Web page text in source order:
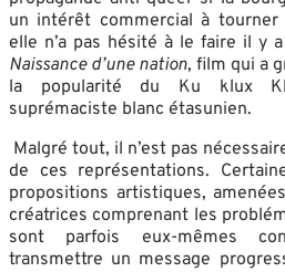
un intérêt commercial à tourner
elle n’a pas hésité à le faire il y
Naissance d’une nation, film qui a
la popularité du Ku klux
suprémaciste blanc étasunien.
Malgré tout, il n’est pas
de ces représentations.
propositions artistiques,
créatrices comprenant les
sont parfois eux-mêmes
transmettre un message